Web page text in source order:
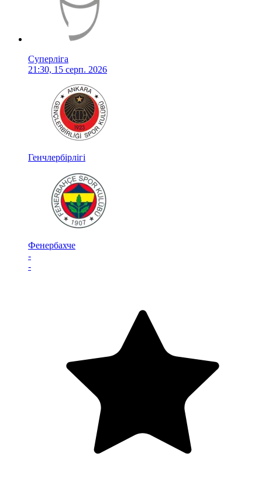
Суперліга
21:30, 15 серп. 2026
Генчлербірлігі
Фенербахче
-
-